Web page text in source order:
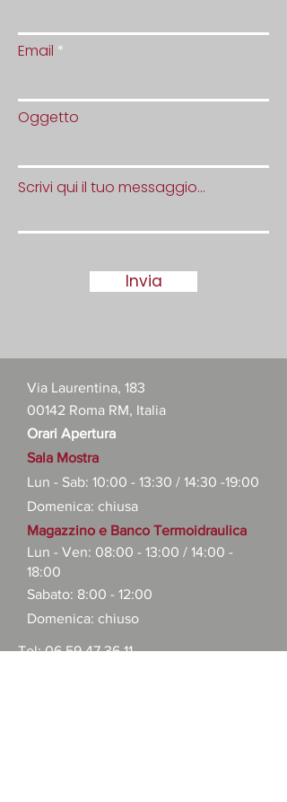
Email
Oggetto
Scrivi qui il tuo messaggio...
Invia
Via Laurentina, 183
00142 Roma RM, Italia
Orari Apertura
Sala Mostra
Lun - Sab: 10:00 - 13:30 / 14:30 -19:00
Domenica: chiusa
Magazzino e Banco Termoidraulica
Lun - Ven: 08:00 - 13:00 / 14:00 -
18:00
Sabato: 8:00 - 12:00
Domenica: chiuso
Tel:06 59.47.36.11